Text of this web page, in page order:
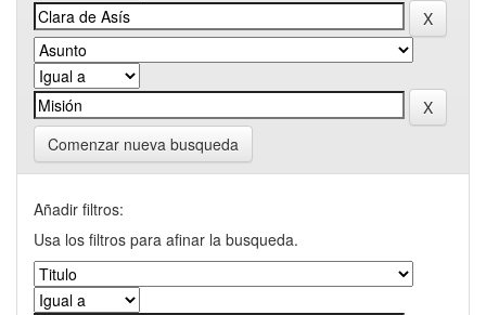
Comenzar nueva busqueda
Añadir filtros:
Usa los filtros para afinar la busqueda.